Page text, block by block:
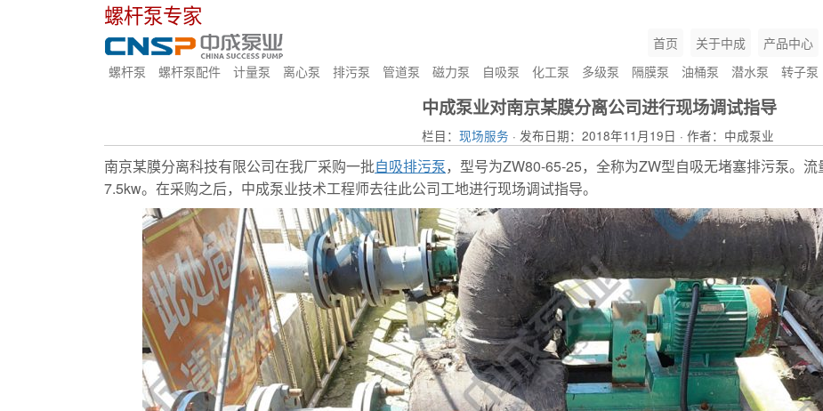
螺杆泵专家
首页 关于中成 产品中心
螺杆泵
螺杆泵配件 计量泵 离心泵 排污泵 管道泵 磁力泵 自吸泵 化工泵 多级泵 隔膜泵 油桶泵 潜水泵 转子泵
中成泵业对南京某膜分离公司进行现场调试指导
栏目： 现场服务 · 发布日期：2018年11月19日 · 作者：中成泵业
南京某膜分离科技有限公司在我厂采购一批自吸排污泵，型号为ZW80-65-25，全称为ZW型自吸无堵塞排污泵。
7.5kw。在采购之后，中成泵业技术工程师去往此公司工地进行现场调试指导。